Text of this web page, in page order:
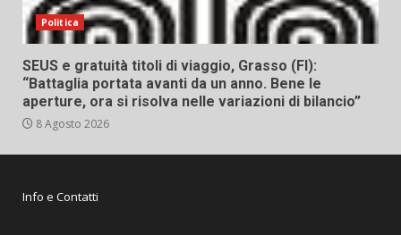
Politica
SEUS e gratuità titoli di viaggio, Grasso (FI):
“Battaglia portata avanti da un anno. Bene le
aperture, ora si risolva nelle variazioni di bilancio”
8 Agosto 2026
Info e Contatti